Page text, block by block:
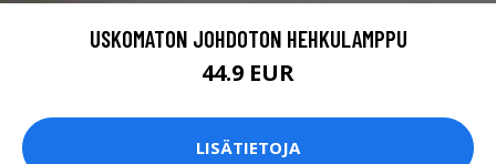
USKOMATON JOHDOTON HEHKULAMPPU
44.9 EUR
LISÄTIETOJA